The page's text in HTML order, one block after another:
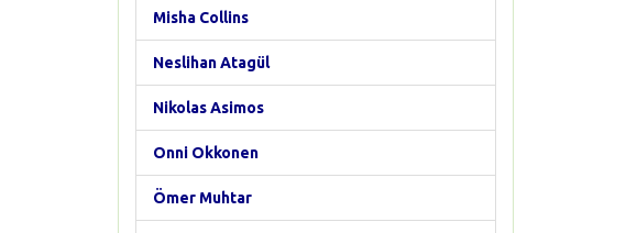
Misha Collins
Neslihan Atagül
Nikolas Asimos
Onni Okkonen
Ömer Muhtar